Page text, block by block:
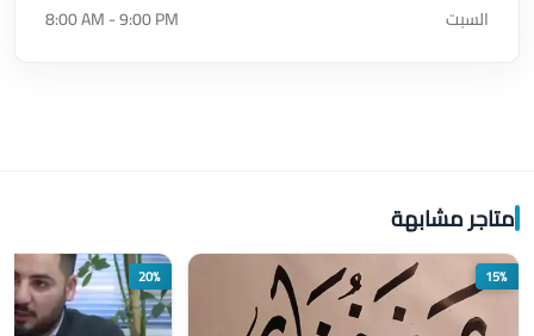
السبت
8:00 AM - 9:00 PM
متاجر مشابهة
15%
20%